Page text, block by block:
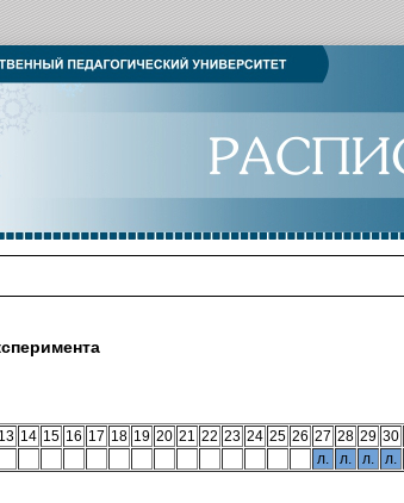
13 14 15 16 17 18 19 20 21 22 23 24 25 26 27 28 29 30
л.
л. л. л.